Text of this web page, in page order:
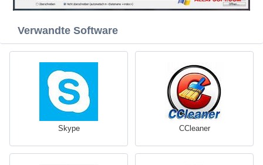
Verwandte Software
Skype CCleaner